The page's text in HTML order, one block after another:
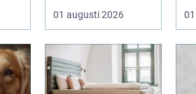
att bevara en viktig
plats...
01 augusti 2026